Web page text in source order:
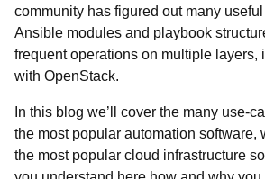
community has figured out many
Ansible modules and playbook
frequent operations on multiple layers,
with OpenStack.
In this blog we’ll cover the many use-
the most popular automation software,
the most popular cloud infrastructure